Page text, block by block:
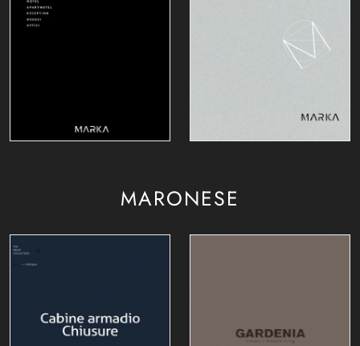
MARONESE